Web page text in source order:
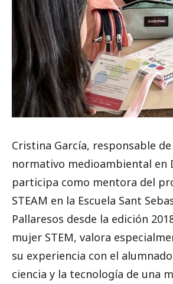
Cristina García, responsable
normativo medioambiental en
participa como mentora del
STEAM en la Escuela Sant
Pallaresos desde la edición
mujer STEM, valora
su experiencia con el
ciencia y la tecnología de una